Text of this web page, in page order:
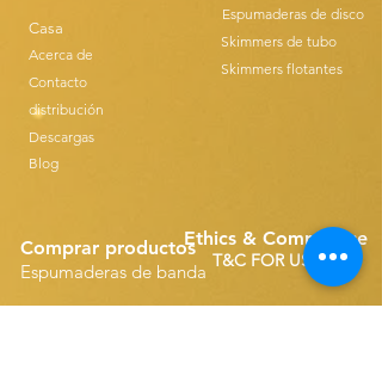
Casa
Acerca de
Contacto
distribución
Descargas
Blog
Espumaderas de disco
Skimmers de tubo
Skimmers flotantes
Comprar productos
Espumaderas de banda
Ethics & Compilance
T&C FOR USE